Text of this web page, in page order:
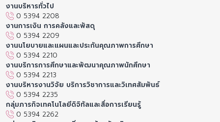
งานบริหารทั่วไป
0 5394 2208
งานการเงิน การคลังและพัสดุ
0 5394 2209
งานนโยบายและแผนและประกันคุณภาพการศึกษา
0 5394 2210
งานบริการการศึกษาและพัฒนาคุณภาพนักศึกษา
0 5394 2213
งานบริหารงานวิจัย บริการวิชาการและวิเทศสัมพันธ์
0 5394 2235
กลุ่มภารกิจเทคโนโลยีดิจิทัลและสื่อการเรียนรู้
0 5394 2262